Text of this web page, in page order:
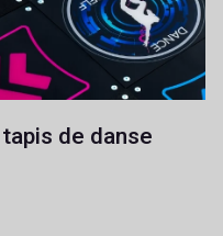
de danse